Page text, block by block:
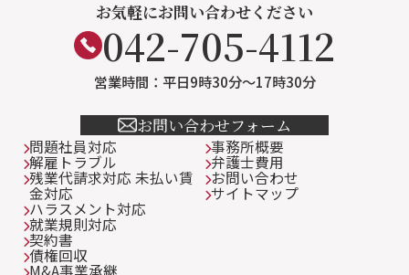
お気軽にお問い合わせください
042-705-4112
営業時間：平日9時30分～17時30分
お問い合わせフォーム
問題社員対応
解雇トラブル
残業代請求対応 未払い賃
金対応
ハラスメント対応
就業規則対応
契約書
債権回収
事務所概要
弁護士費用
お問い合わせ
サイトマップ